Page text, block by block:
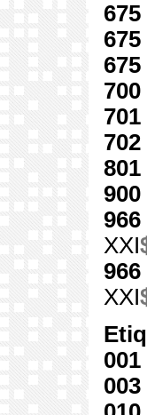
675
675
675
700
701
702
801
900
966
XXI
966
XXI
001
003